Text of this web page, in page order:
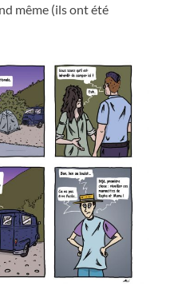
même (ils ont été